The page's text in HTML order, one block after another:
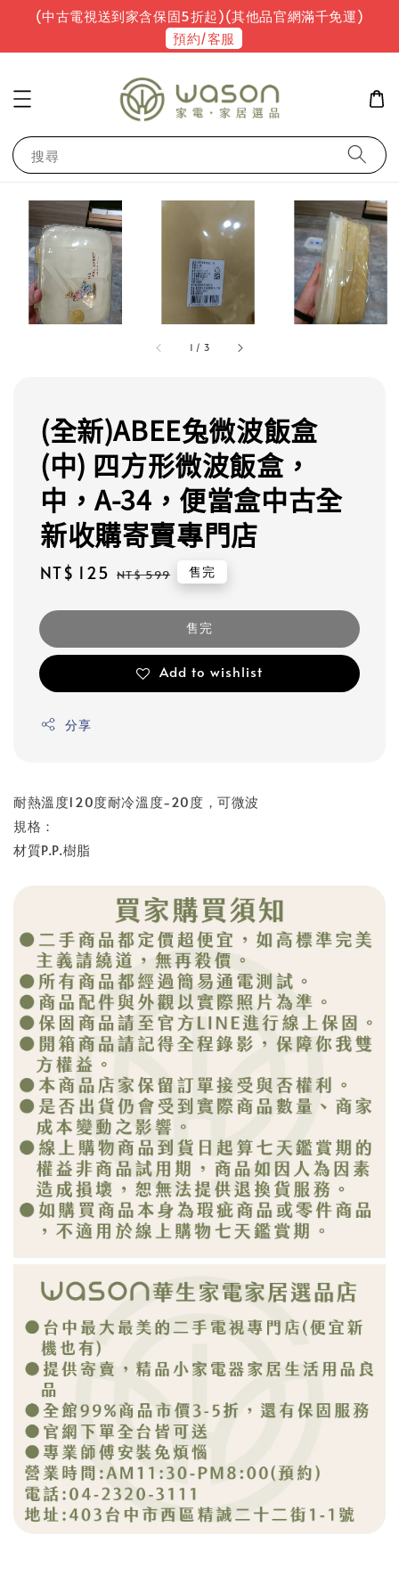
(中古電視送到家含保固5折起)(其他品官網滿千免運)
預約/客服
搜尋
1 / 3
(全新)ABEE兔微波飯盒
(中) 四方形微波飯盒，
中，A-34，便當盒中古全
新收購寄賣專門店
Sale
NT$ 125 Regular
NT$ 599 售完
售完
Add to wishlist
分享
耐熱溫度120度耐冷溫度-20度，可微波
規格：
材質P.P.樹脂